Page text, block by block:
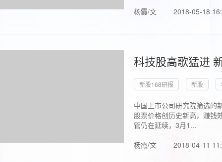
杨霞/文 2018-05-18
科技股高歌猛进
新股168研报 新股
中国上市公司研究院筛选的
股票价格创历史新高，赚钱
管仍在延续，3月1...
杨霞/文
2018-04-11